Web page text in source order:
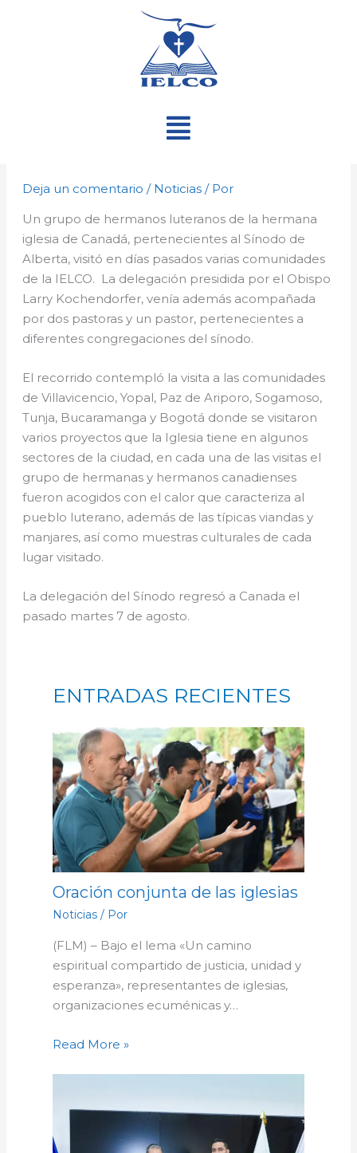
Menú
Deja un comentario / Noticias / Por
Un grupo de hermanos luteranos de la hermana
iglesia de Canadá, pertenecientes al Sínodo de
Alberta, visitó en días pasados varias comunidades
de la IELCO. La delegación presidida por el Obispo
Larry Kochendorfer, venía además acompañada
por dos pastoras y un pastor, pertenecientes a
diferentes congregaciones del sínodo.
El recorrido contempló la visita a las comunidades
de Villavicencio, Yopal, Paz de Ariporo, Sogamoso,
Tunja, Bucaramanga y Bogotá donde se visitaron
varios proyectos que la Iglesia tiene en algunos
sectores de la ciudad, en cada una de las visitas el
grupo de hermanas y hermanos canadienses
fueron acogidos con el calor que caracteriza al
pueblo luterano, además de las típicas viandas y
manjares, así como muestras culturales de cada
lugar visitado.
La delegación del Sínodo regresó a Canada el
pasado martes 7 de agosto.
ENTRADAS RECIENTES
Oración conjunta de las iglesias
Noticias/ Por
(FLM) – Bajo el lema «Un camino
espiritual compartido de justicia, unidad y
esperanza», representantes de iglesias,
organizaciones ecuménicas y…
Read More »